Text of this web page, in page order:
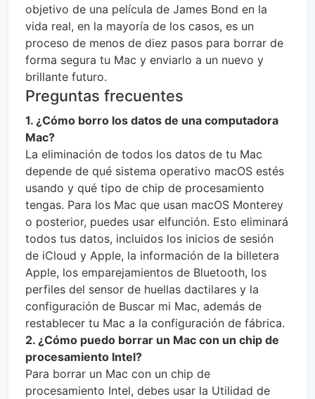
objetivo de una película de James Bond en la
vida real, en la mayoría de los casos, es un
proceso de menos de diez pasos para borrar de
forma segura tu Mac y enviarlo a un nuevo y
brillante futuro.
Preguntas frecuentes
1. ¿Cómo borro los datos de una computadora
Mac?
La eliminación de todos los datos de tu Mac
depende de qué sistema operativo macOS estés
usando y qué tipo de chip de procesamiento
tengas. Para los Mac que usan macOS Monterey
o posterior, puedes usar elfunción. Esto eliminará
todos tus datos, incluidos los inicios de sesión
de iCloud y Apple, la información de la billetera
Apple, los emparejamientos de Bluetooth, los
perfiles del sensor de huellas dactilares y la
configuración de Buscar mi Mac, además de
restablecer tu Mac a la configuración de fábrica.
2. ¿Cómo puedo borrar un Mac con un chip de
procesamiento Intel?
Para borrar un Mac con un chip de
procesamiento Intel, debes usar la Utilidad de